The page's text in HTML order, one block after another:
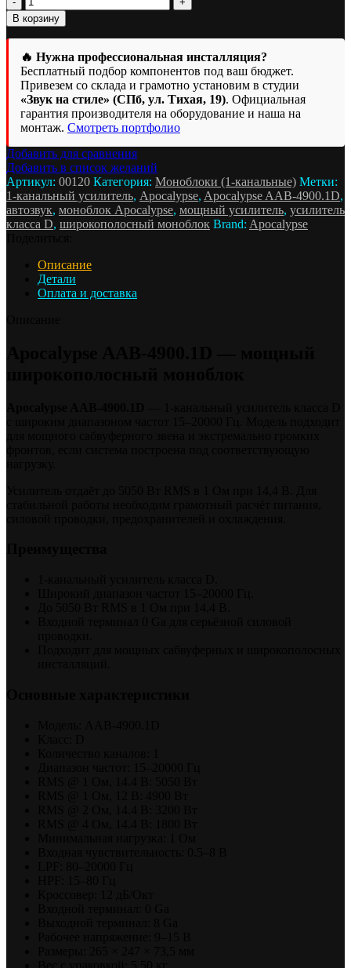
В корзину
🔥 Нужна профессиональная инсталляция?
Бесплатный подбор компонентов под ваш бюджет.
Привезем со склада и грамотно установим в студии
«Звук на стиле» (СПб, ул. Тихая, 19). Официальная
гарантия производителя на оборудование и наша на
монтаж. Смотреть портфолио
Добавить для сравнения
Добавить в список желаний
Артикул: 00120 Категория: Моноблоки (1-канальные) Метки:
1-канальный усилитель, Apocalypse, Apocalypse AAB-4900.1D,
автозвук, моноблок Apocalypse, мощный усилитель, усилитель
класса D, широкополосный моноблок Brand: Apocalypse
Описание
Детали
Оплата и доставка